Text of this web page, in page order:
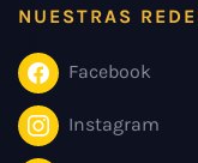
NUESTRAS
Facebook
Instagram